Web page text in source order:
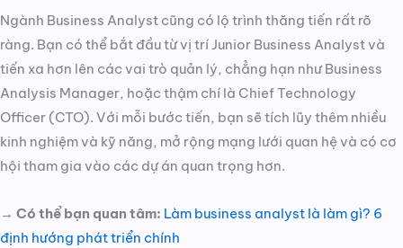
Ngành Business Analyst cũng có lộ trình thăng tiến rất rõ
ràng. Bạn có thể bắt đầu từ vị trí Junior Business Analyst và
tiến xa hơn lên các vai trò quản lý, chẳng hạn như Business
Analysis Manager, hoặc thậm chí là Chief Technology
Officer (CTO). Với mỗi bước tiến, bạn sẽ tích lũy thêm nhiều
kinh nghiệm và kỹ năng, mở rộng mạng lưới quan hệ và có cơ
hội tham gia vào các dự án quan trọng hơn.
→ Có thể bạn quan tâm: Làm business analyst là làm gì? 6
định hướng phát triển chính